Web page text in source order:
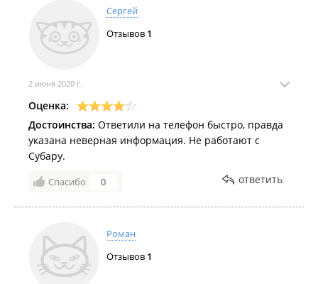
Сергей
Отзывов 1
2 июня 2020 г.
Оценка:
Достоинства: Ответили на телефон быстро, правда
указана неверная информация. Не работают с
Субару.
Спасибо 0 ответить
Роман
Отзывов 1